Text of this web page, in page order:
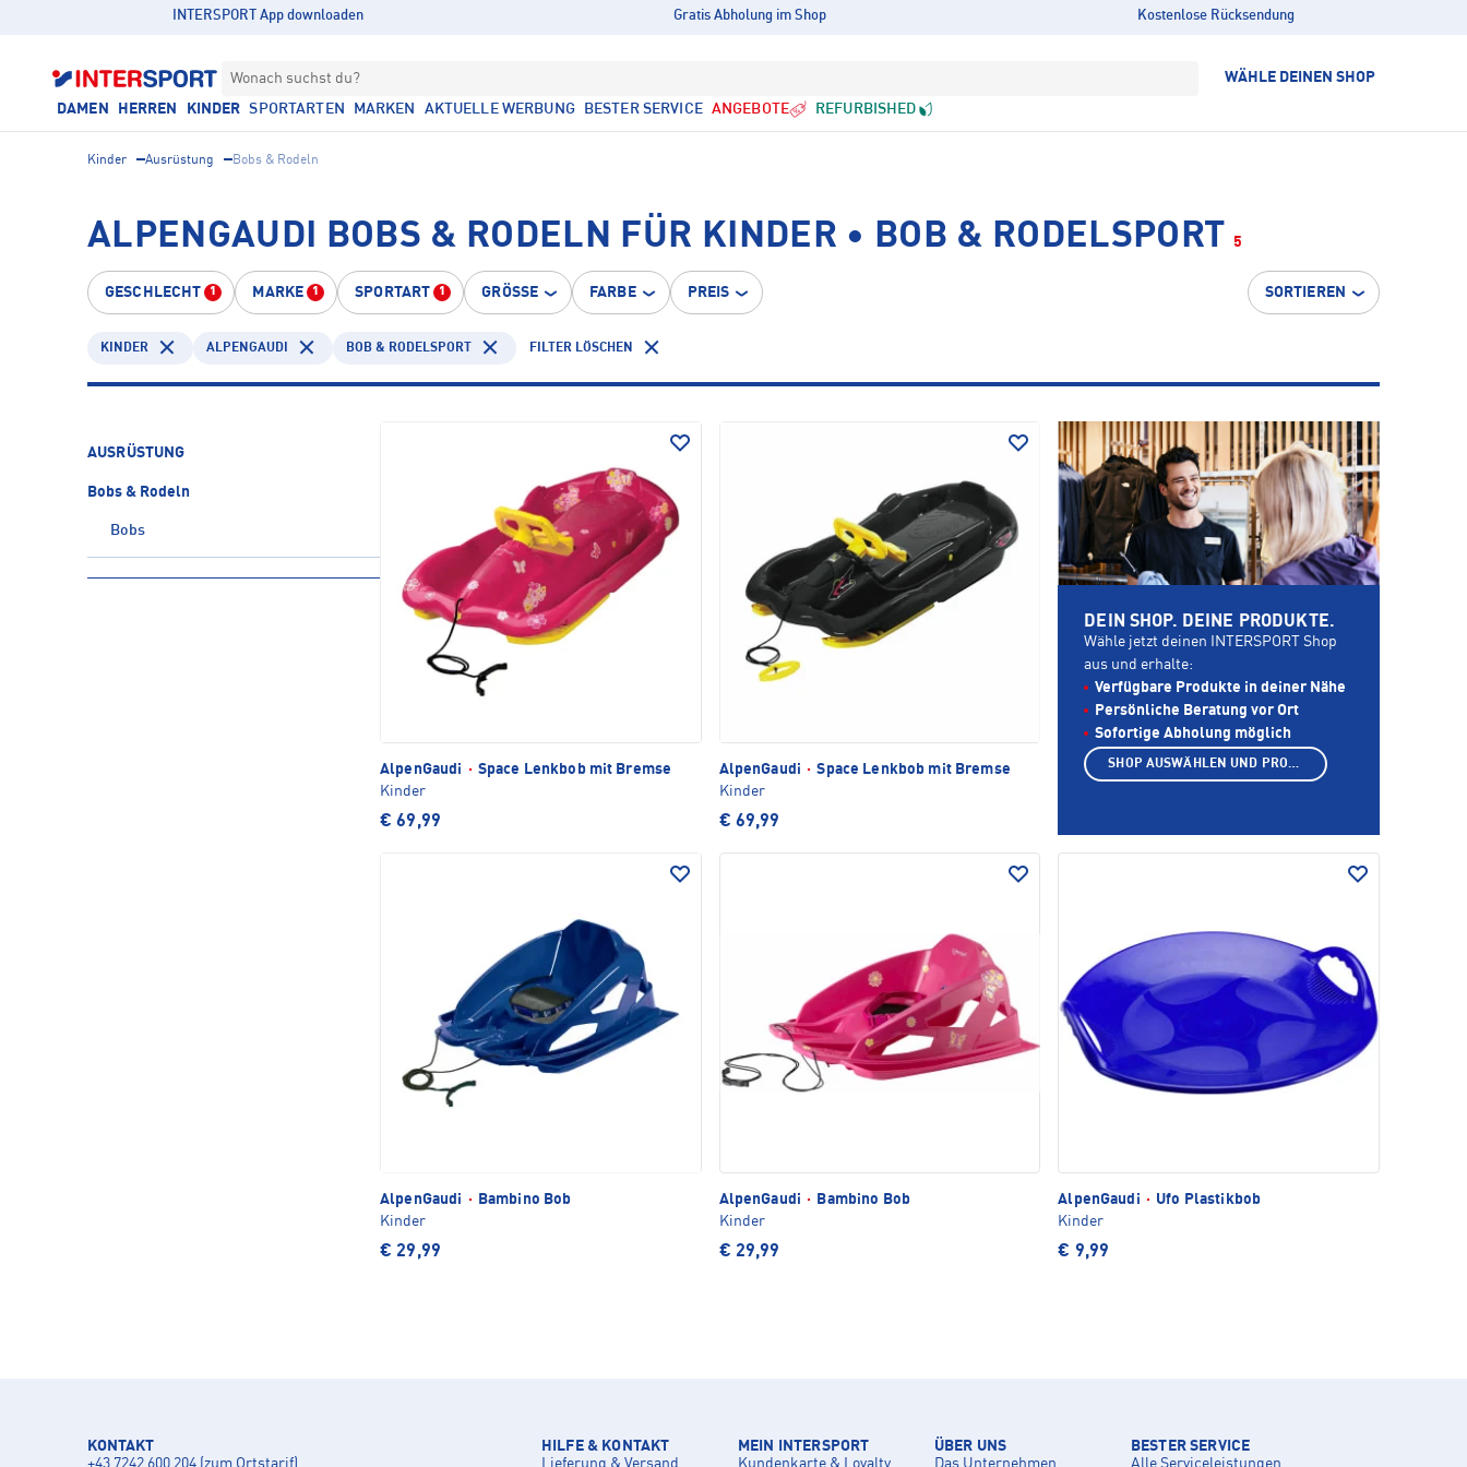
INTERSPORT App downloaden Gratis Abholung im Shop Kostenlose Rücksendung
Wonach suchst du? WÄHLE DEINEN SHOP
DAMEN HERREN KINDER SPORTARTEN MARKEN AKTUELLE WERBUNG BESTER SERVICE ANGEBOTE REFURBISHED
Kinder Ausrüstung Bobs & Rodeln
ALPENGAUDI BOBS & RODELN FÜR KINDER • BOB & RODELSPORT 5
GESCHLECHT 1 MARKE 1 SPORTART 1 GRÖSSE FARBE PREIS SORTIEREN
KINDER ALPENGAUDI BOB & RODELSPORT FILTER LÖSCHEN
AUSRÜSTUNG
Bobs & Rodeln
Bobs
AlpenGaudi · Space Lenkbob mit Bremse
Kinder
€ 69,99
AlpenGaudi · Space Lenkbob mit Bremse
Kinder
€ 69,99
AlpenGaudi ·
Bambino Bob
Kinder
€ 29,99
AlpenGaudi ·
Bambino Bob
Kinder
€ 29,99
AlpenGaudi · Ufo Plastikbob
Kinder
€ 9,99
DEIN SHOP. DEINE PRODUKTE.
Wähle jetzt deinen INTERSPORT Shop
aus und erhalte:
Verfügbare Produkte in deiner Nähe
Persönliche Beratung vor Ort
Sofortige Abholung möglich
SHOP AUSWÄHLEN UND PRODUKTE ANZEIGEN
KONTAKT
HILFE & KONTAKT
MEIN INTERSPORT
ÜBER UNS
BESTER SERVICE